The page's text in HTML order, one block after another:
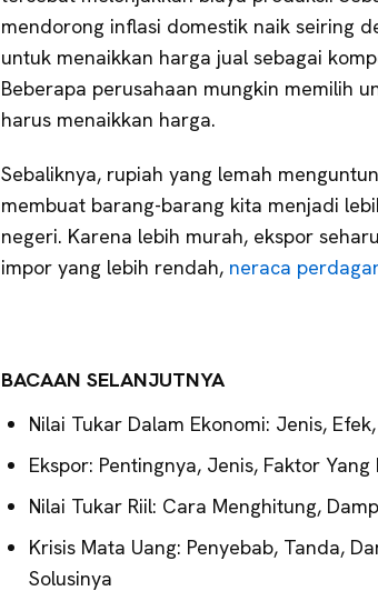
mendorong inflasi domestik naik seiring
untuk menaikkan harga jual sebagai
Beberapa perusahaan mungkin memilih
harus menaikkan harga.
Sebaliknya, rupiah yang lemah
membuat barang-barang kita menjadi
negeri. Karena lebih murah, ekspor
impor yang lebih rendah, neraca
BACAAN SELANJUTNYA
Nilai Tukar Dalam Ekonomi: Jenis,
Ekspor: Pentingnya, Jenis, Faktor
Nilai Tukar Riil: Cara Menghitung,
Krisis Mata Uang: Penyebab, Tanda,
Solusinya